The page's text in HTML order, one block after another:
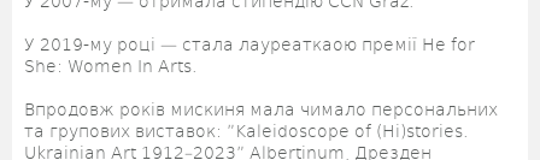
У 2019-му році — стала лауреаткаою премії He for
She: Women In Arts.
Впродовж років мискиня мала чимало персональних
та групових виставок: ”Kaleidoscope of (Hi)stories.
Ukrainian Art 1912–2023” Albertinum, Дрезден